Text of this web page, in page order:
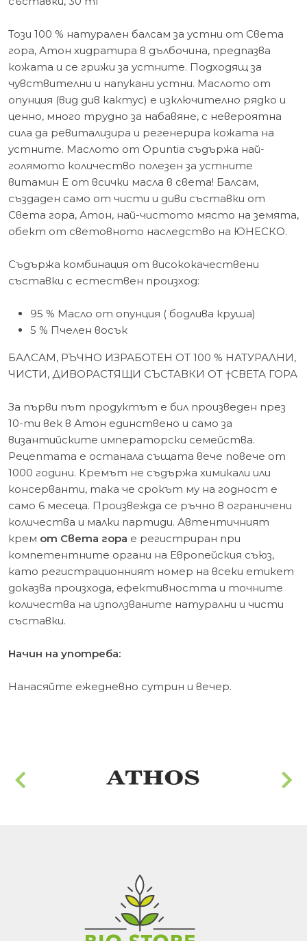
Този 100 % натурален балсам за устни от Света
гора, Атон хидратира в дълбочина, предпазва
кожата и се грижи за устните. Подходящ за
чувствителни и напукани устни. Маслото от
опунция (вид див кактус) е изключително рядко и
ценно, много трудно за набавяне, с невероятна
сила да ревитализира и регенерира кожата на
устните. Маслото от Opuntia съдържа най-
голямото количество полезен за устните
витамин Е от всички масла в света! Балсам,
създаден само от чисти и диви съставки от
Света гора, Атон, най-чистото място на земята,
обект от световното наследство на ЮНЕСКО.
Съдържа комбинация от висококачествени
съставки с естествен произход:
95 % Масло от опунция ( бодлива круша)
5 % Пчелен восък
БАЛСАМ, РЪЧНО ИЗРАБОТЕН ОТ 100 % НАТУРАЛНИ,
ЧИСТИ, ДИВОРАСТЯЩИ СЪСТАВКИ ОТ †СВЕТА ГОРА
За първи път продуктът е бил произведен през
10-ти век в Атон единствено и само за
византийските императорски семейства.
Рецептата е останала същата вече повече от
1000 години. Кремът не съдържа химикали или
консерванти, така че срокът му на годност е
само 6 месеца. Произвежда се ръчно в ограничени
количества и малки партиди. Автентичният
крем от Света гора е регистриран при
компетентните органи на Европейския съюз,
като регистрационният номер на всеки етикет
доказва произхода, ефективността и точните
количества на използваните натурални и чисти
съставки.
Начин на употреба:
Нанасяйте ежедневно сутрин и вечер.